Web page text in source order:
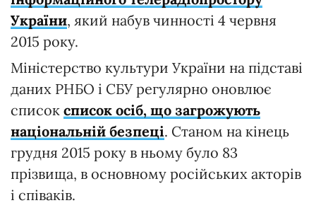
України, який набув чинності 4 червня
2015 року.
Міністерство культури України на підставі
даних РНБО і СБУ регулярно оновлює
список список осіб, що загрожують
національній безпеці. Станом на кінець
грудня 2015 року в ньому було 83
прізвища, в основному російських акторів
і співаків.